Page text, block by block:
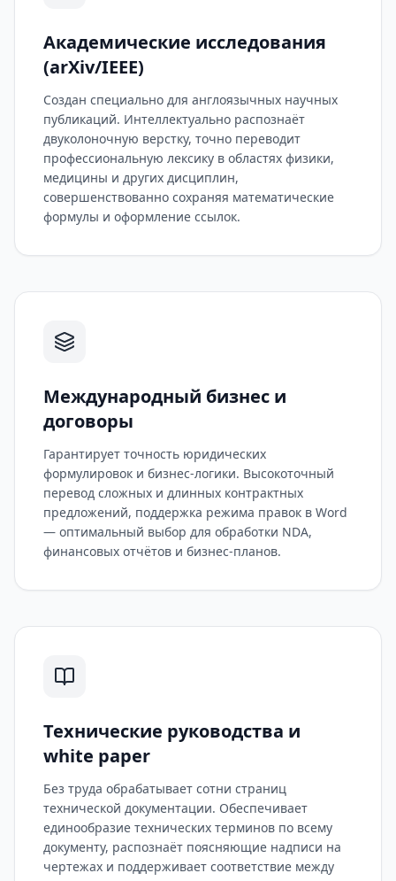
Академические исследования
(arXiv/IEEE)
Создан специально для англоязычных научных
публикаций. Интеллектуально распознаёт
двуколоночную верстку, точно переводит
профессиональную лексику в областях физики,
медицины и других дисциплин,
совершенствованно сохраняя математические
формулы и оформление ссылок.
Международный бизнес и
договоры
Гарантирует точность юридических
формулировок и бизнес-логики. Высокоточный
перевод сложных и длинных контрактных
предложений, поддержка режима правок в Word
— оптимальный выбор для обработки NDA,
финансовых отчётов и бизнес-планов.
Технические руководства и
white paper
Без труда обрабатывает сотни страниц
технической документации. Обеспечивает
единообразие технических терминов по всему
документу, распознаёт поясняющие надписи на
чертежах и поддерживает соответствие между